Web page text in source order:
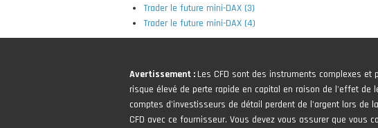
Trader le future mini-DAX (3)
Trader le future mini-DAX (4)
Avertissement : Les CFD sont des instruments complexes et
risque élevé de perte rapide en capital en raison de l'effet de
comptes d'investisseurs de détail perdent de l'argent lors de
CFD avec ce fournisseur. Vous devez vous assurer que vous